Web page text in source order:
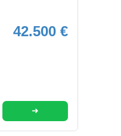
42.500 €
➜